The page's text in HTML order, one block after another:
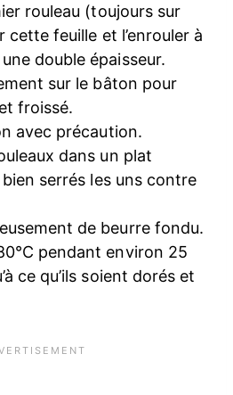
rouleau (toujours sur
cette feuille et l’enrouler à
double épaisseur.
sur le bâton pour
froissé.
avec précaution.
dans un plat
serrés les uns contre
de beurre fondu.
pendant environ 25
ce qu’ils soient dorés et